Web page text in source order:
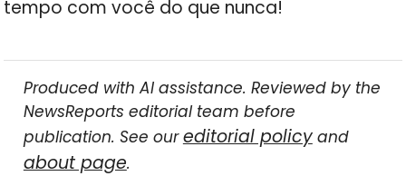
tempo com você do que nunca!
Produced with AI assistance. Reviewed by the
NewsReports editorial team before
publication. See oureditorial policyand
about page.